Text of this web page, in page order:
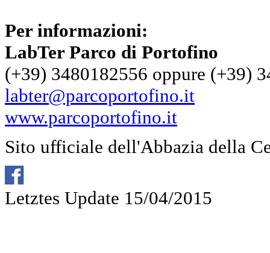
Per informazioni:
LabTer Parco di Portofino
(+39) 3480182556 oppure (+39)
labter@parcoportofino.it
www.parcoportofino.it
Sito ufficiale dell'Abbazia della
Letztes Update 15/04/2015